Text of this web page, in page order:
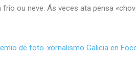
ou neve. Ás veces ata pensa
de foto-xornalismo Galicia en